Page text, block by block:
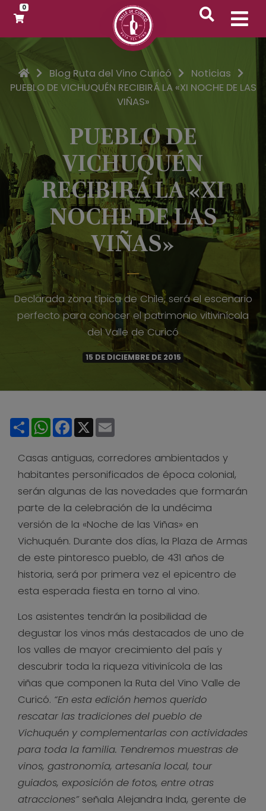
0
InicioBlog Ruta del Vino Curicó
Noticias
PUEBLO DE VICHUQUÉN RECIBIRÁ LA «XI NOCHE DE LAS
VIÑAS»
PUEBLO DE
VICHUQUÉN
RECIBIRÁ LA «XI
NOCHE DE LAS
VIÑAS»
Declarada zona típica de Chile, será el escenario
perfecto para conocer el patrimonio vitivinícola
del Valle de Curicó
15 DE DICIEMBRE DE 2015
ShareWhatsApp
Facebook
X
Casas antiguas, corredores ambientados y
habitantes personificados de época colonial,
serán algunas de las novedades que formarán
parte de la celebración de la undécima
versión de la «Noche de las Viñas» en
Vichuquén. Durante dos días, la Plaza de Armas
de este pintoresco pueblo, de 431 años de
historia, será por primera vez el epicentro de
esta esperada fiesta en torno al vino.
Los asistentes tendrán la posibilidad de
degustar los vinos más destacados de uno de
los valles de mayor crecimiento del país y
descubrir toda la riqueza vitivinícola de las
viñas que componen la Ruta del Vino Valle de
Curicó. “En esta edición hemos querido
rescatar las tradiciones del pueblo de
Vichuquén y complementarlas con actividades
para toda la familia. Tendremos muestras de
vinos, gastronomía, artesanía local, tour
guiados, exposición de fotos, entre otras
atracciones”señala Alejandra Inda, gerente de